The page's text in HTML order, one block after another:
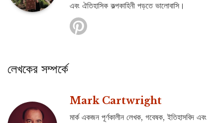
এবং ঐতিহাসিক কল্পকাহিনী পড়তে ভালোবাসি।
লেখকের সম্পর্কে
Mark Cartwright
মার্ক একজন পূর্ণকালীন লেখক, গবেষক, ইতিহাসবিদ এবং